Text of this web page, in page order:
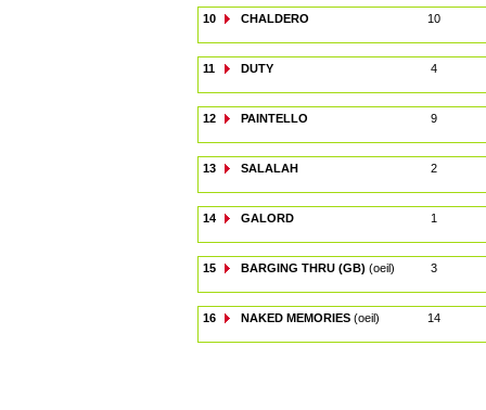
10 CHALDERO 10
11 DUTY 4
12 PAINTELLO 9
13 SALALAH 2
14 GALORD 1
15 BARGING THRU (GB) (oeil) 3
16 NAKED MEMORIES (oeil) 14